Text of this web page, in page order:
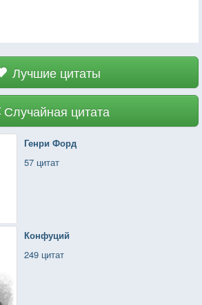
Лучшие цитаты
Случайная цитата
Генри Форд
57 цитат
Конфуций
249 цитат